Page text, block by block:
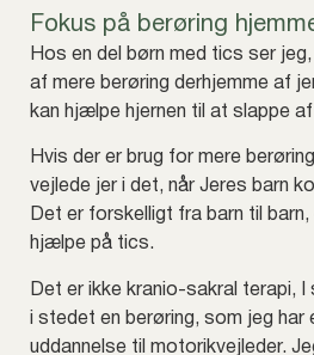
Fokus på berøring
Hos en del børn med tics ser
af mere berøring derhjemme af
kan hjælpe hjernen til at slappe
Hvis der er brug for mere
vejlede jer i det, når Jeres barn
Det er forskelligt fra barn til barn,
hjælpe på tics.
Det er ikke kranio-sakral terapi, I
i stedet en berøring, som jeg har
uddannelse til motorikvejleder.